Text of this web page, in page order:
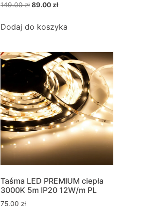
149.00zł 89.00 zł
Dodaj do koszyka
Taśma LED PREMIUM ciepła
3000K 5m IP20 12W/m PL
75.00 zł